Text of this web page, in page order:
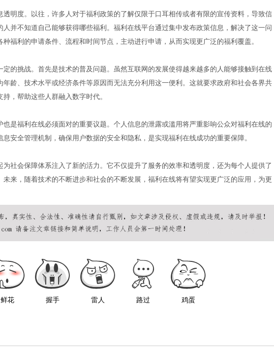
透明度。以往，许多人对于福利政策的了解仅限于口耳相传或者有限的宣传资料，导致信
人并不知道自己能够获得哪些福利。福利在线平台通过集中发布政策信息，解决了这一问
福利的申请条件、流程和时间节点，主动进行申请，从而实现更广泛的福利覆盖。
定的挑战。首先是技术的普及问题。虽然互联网的发展使得越来越多的人能够接触到在线
年龄、技术水平或经济条件等原因而无法充分利用这一便利。这就要求政府和社会各界共
，帮助这些人群融入数字时代。
也是福利在线必须面对的重要议题。个人信息的泄露或滥用将严重影响公众对福利在线的
安全管理机制，确保用户数据的安全和隐私，是实现福利在线成功的重要保障。
为社会保障体系注入了新的活力。它不仅提升了服务的效率和透明度，还为每个人提供了
未来，随着技术的不断进步和社会的不断发展，福利在线将有望实现更广泛的应用，为更
鲜花 握手 雷人 路过 鸡蛋